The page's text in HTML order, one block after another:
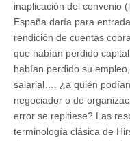
inaplicación del convenio
España daría para
rendición de cuentas
que habían perdido
habían perdido su
salarial…. ¿a quién
negociador o de
error se repitiese? Las
terminología clásica de